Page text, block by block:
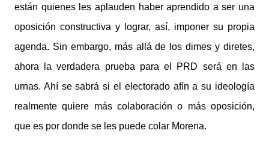
están quienes les aplauden haber aprendido a ser una
oposición constructiva y lograr, así, imponer su propia
agenda. Sin embargo, más allá de los dimes y diretes,
ahora la verdadera prueba para el PRD será en las
urnas. Ahí se sabrá si el electorado afín a su ideología
realmente quiere más colaboración o más oposición,
que es por donde se les puede colar Morena.